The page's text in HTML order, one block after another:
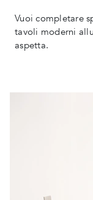
Vuoi completare
tavoli moderni
aspetta.